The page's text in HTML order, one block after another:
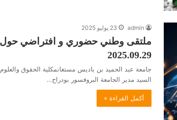
admin 23 يوليو 2025
ملتقى وطني حضوري و افتراضي حول :
2025.09.29
جامعة عبد الحميد بن باديس مستغانمكلية الحقوق
السيد مدير الجامعة البروفسور بودراح…
أكمل القراءة »